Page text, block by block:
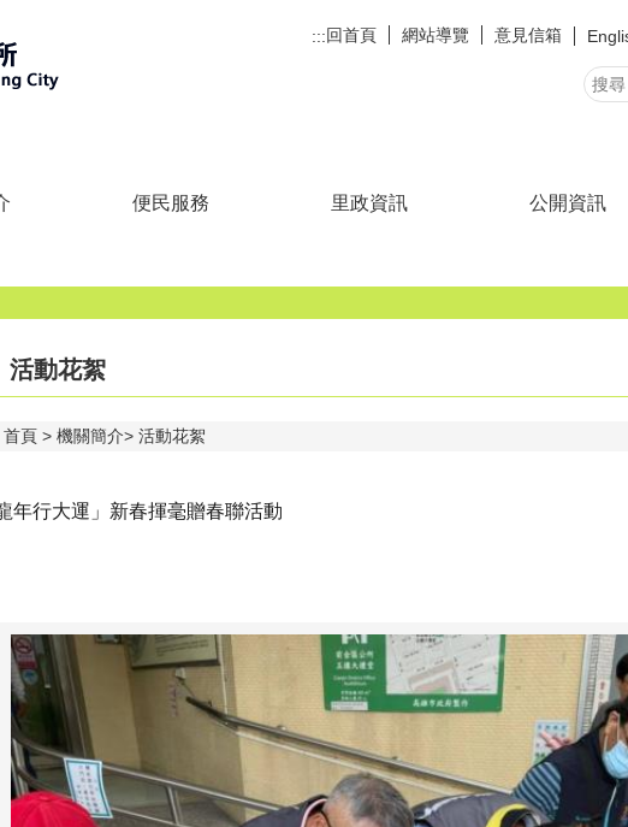
:::回首頁 網站導覽 意見信箱
便民服務 里政資訊 公開資訊
活動花絮
首頁 機關簡介 活動花絮
年行大運」新春揮毫贈春聯活動